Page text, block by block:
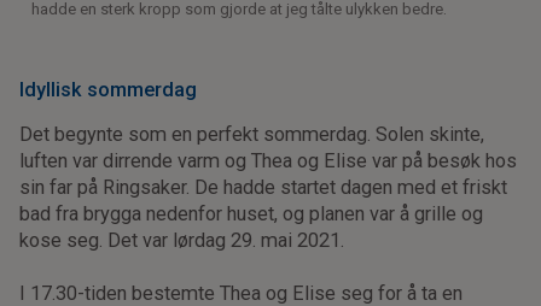
hadde en sterk kropp som gjorde at jeg tålte ulykken bedre.
Idyllisk sommerdag
Det begynte som en perfekt sommerdag. Solen skinte,
luften var dirrende varm og Thea og Elise var på besøk hos
sin far på Ringsaker. De hadde startet dagen med et friskt
bad fra brygga nedenfor huset, og planen var å grille og
kose seg. Det var lørdag 29. mai 2021.
I 17.30-tiden bestemte Thea og Elise seg for å ta en